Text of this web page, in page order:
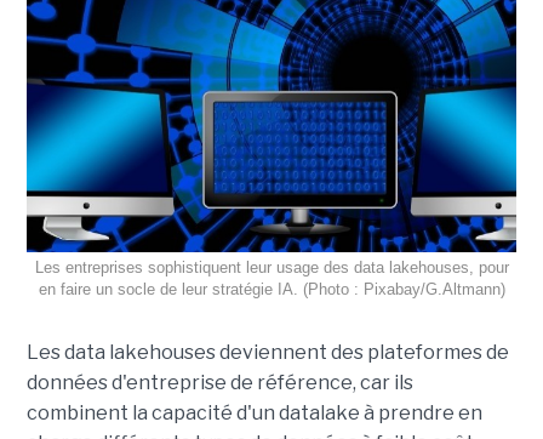
Les entreprises sophistiquent leur usage des data lakehouses, pour
en faire un socle de leur stratégie IA. (Photo : Pixabay/G.Altmann)
Les data lakehouses deviennent des plateformes de
données d'entreprise de référence, car ils
combinent la capacité d'un datalake à prendre en